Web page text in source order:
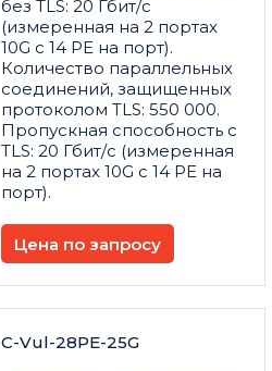
без TLS: 20 Гбит/с
(измеренная на 2 портах
10G с 14 PE на порт).
Количество параллельных
соединений, защищенных
протоколом TLS: 550 000.
Пропускная способность с
TLS: 20 Гбит/с (измеренная
на 2 портах 10G с 14 PE на
порт).
Цена по запросу
C-Vul-28PE-25G